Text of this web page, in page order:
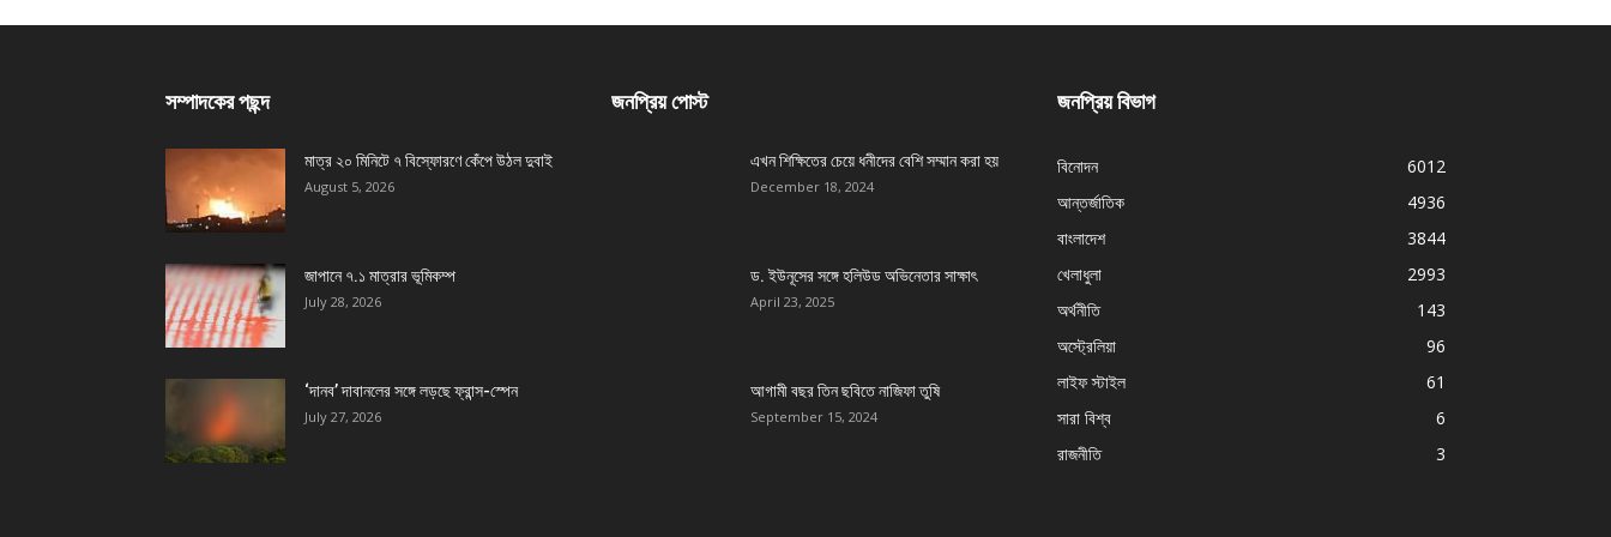
সম্পাদকের পছন্দ
মাত্র ২০ মিনিটে ৭ বিস্ফোরণে কেঁপে উঠল দুবাই
August 5, 2026
জাপানে ৭.১ মাত্রার ভূমিকম্প
July 28, 2026
‘দানব’ দাবানলের সঙ্গে লড়ছে ফ্রান্স-স্পেন
July 27, 2026
জনপ্রিয় পোস্ট
এখন শিক্ষিতের চেয়ে ধনীদের বেশি সম্মান করা হয়
December 18, 2024
ড. ইউনূসের সঙ্গে হলিউড অভিনেতার সাক্ষাৎ
April 23, 2025
আগামী বছর তিন ছবিতে নাজিফা তুষি
September 15, 2024
জনপ্রিয় বিভাগ
বিনোদন
6012
আন্তর্জাতিক
4936
বাংলাদেশ
3844
খেলাধুলা
2993
অর্থনীতি
143
অস্ট্রেলিয়া
96
লাইফ স্টাইল
61
সারা বিশ্ব
6
রাজনীতি
3